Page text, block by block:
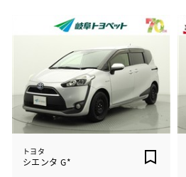
トヨタ
シエンタ G*